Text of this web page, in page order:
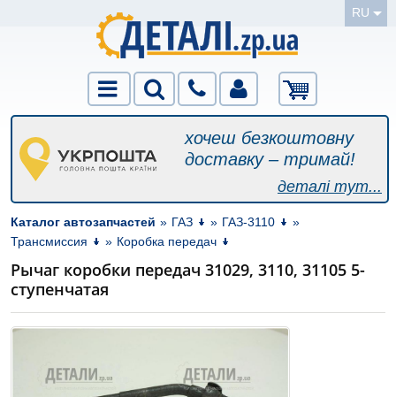
RU
хочеш безкоштовну
доставку – тримай!
деталі тут...
Каталог автозапчастей » ГАЗ » ГАЗ-3110
»
Трансмиссия
» Коробка передач
Рычаг коробки передач 31029, 3110, 31105 5-
ступенчатая